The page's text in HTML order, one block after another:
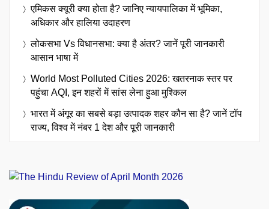
एमिकस क्यूरी क्या होता है? जानिए न्यायपालिका में भूमिका,
अधिकार और हालिया उदाहरण
लोकसभा Vs विधानसभा: क्या है अंतर? जानें पूरी जानकारी
आसान भाषा में
World Most Polluted Cities 2026: खतरनाक स्तर पर
पहुंचा AQI, इन शहरों में सांस लेना हुआ मुश्किल
भारत में अंगूर का सबसे बड़ा उत्पादक शहर कौन सा है? जानें टॉप
राज्य, विश्व में नंबर 1 देश और पूरी जानकारी